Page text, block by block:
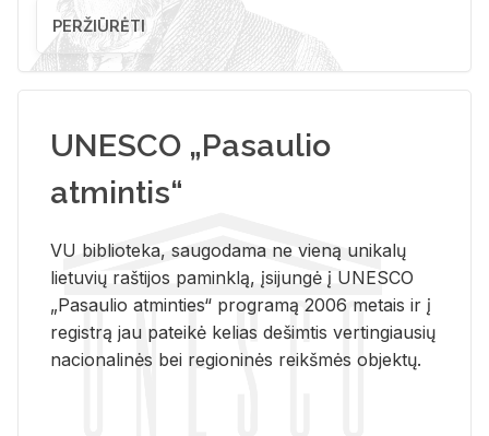
PERŽIŪRĖTI
UNESCO „Pasaulio
atmintis“
VU biblioteka, saugodama ne vieną unikalų
lietuvių raštijos paminklą, įsijungė į UNESCO
„Pasaulio atminties“ programą 2006 metais ir į
registrą jau pateikė kelias dešimtis vertingiausių
nacionalinės bei regioninės reikšmės objektų.